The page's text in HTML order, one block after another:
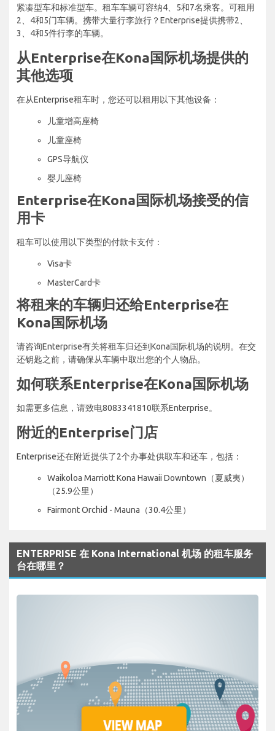
紧凑型车和标准型车。租车车辆可容纳4、5和7名乘客。可租用
2、4和5门车辆。携带大量行李旅行？Enterprise提供携带2、
3、4和5件行李的车辆。
从Enterprise在Kona国际机场提供的
其他选项
在从Enterprise租车时，您还可以租用以下其他设备：
儿童增高座椅
儿童座椅
GPS导航仪
婴儿座椅
Enterprise在Kona国际机场接受的信
用卡
租车可以使用以下类型的付款卡支付：
Visa卡
MasterCard卡
将租来的车辆归还给Enterprise在
Kona国际机场
请咨询Enterprise有关将租车归还到Kona国际机场的说明。在交
还钥匙之前，请确保从车辆中取出您的个人物品。
如何联系Enterprise在Kona国际机场
如需更多信息，请致电8083341810联系Enterprise。
附近的Enterprise门店
Enterprise还在附近提供了2个办事处供取车和还车，包括：
Waikoloa Marriott Kona Hawaii Downtown（夏威夷）
（25.9公里）
Fairmont Orchid - Mauna（30.4公里）
ENTERPRISE 在 Kona International 机场 的租车服务
台在哪里？